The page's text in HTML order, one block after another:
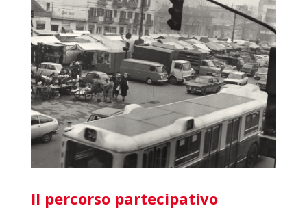
Il percorso partecipativo